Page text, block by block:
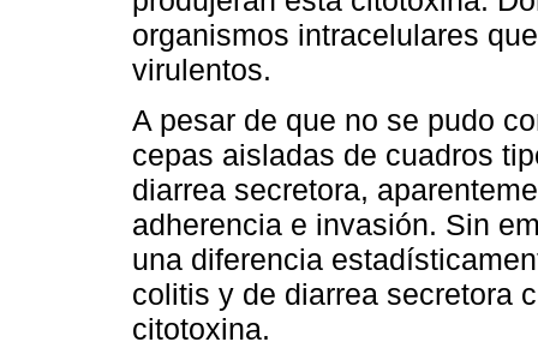
organismos intracelulares
virulentos.
A pesar de que no se pudo
cepas aisladas de cuadros
diarrea secretora,
adherencia e invasión. Sin
una diferencia
colitis y de diarrea secretora
citotoxina.